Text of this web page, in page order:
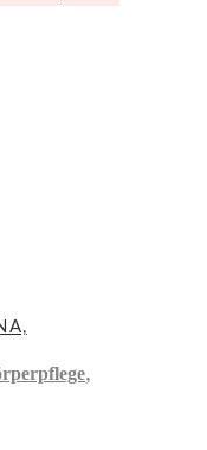
,